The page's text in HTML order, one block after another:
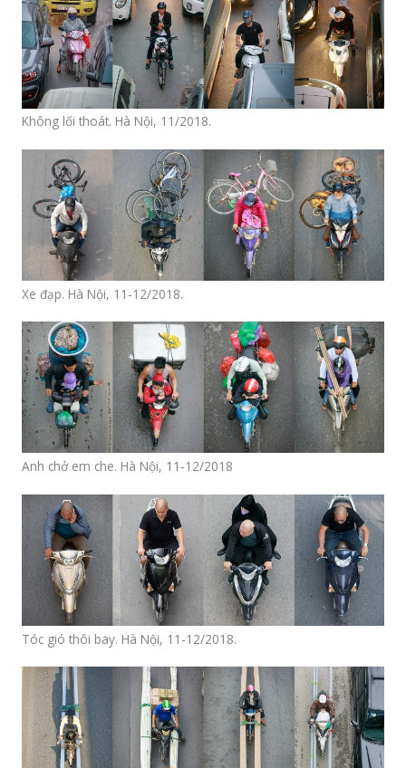
Không lối thoát. Hà Nội, 11/2018.
Xe đạp. Hà Nội, 11-12/2018.
Anh chở em che. Hà Nội, 11-12/2018
Tóc gió thôi bay. Hà Nội, 11-12/2018.